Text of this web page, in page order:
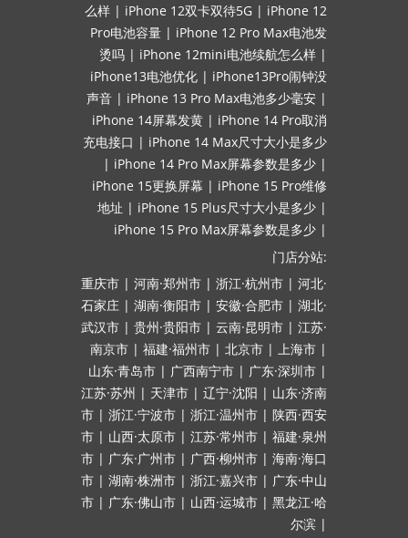
么样 | iPhone 12双卡双待5G | iPhone 12
Pro电池容量 | iPhone 12 Pro Max电池发
烫吗 | iPhone 12mini电池续航怎么样 |
iPhone13电池优化 | iPhone13Pro闹钟没
声音 | iPhone 13 Pro Max电池多少毫安 |
iPhone 14屏幕发黄 | iPhone 14 Pro取消
充电接口 | iPhone 14 Max尺寸大小是多少
| iPhone 14 Pro Max屏幕参数是多少 |
iPhone 15更换屏幕 | iPhone 15 Pro维修
地址 | iPhone 15 Plus尺寸大小是多少 |
iPhone 15 Pro Max屏幕参数是多少 |
门店分站:
重庆市 | 河南·郑州市 | 浙江·杭州市 | 河北·
石家庄 | 湖南·衡阳市 | 安徽·合肥市 | 湖北·
武汉市 | 贵州·贵阳市 | 云南·昆明市 | 江苏·
南京市 | 福建·福州市 | 北京市 | 上海市 |
山东·青岛市 | 广西南宁市 | 广东·深圳市 |
江苏·苏州 | 天津市 | 辽宁·沈阳 | 山东·济南
市 | 浙江·宁波市 | 浙江·温州市 | 陕西·西安
市 | 山西·太原市 | 江苏·常州市 | 福建·泉州
市 | 广东·广州市 | 广西·柳州市 | 海南·海口
市 | 湖南·株洲市 | 浙江·嘉兴市 | 广东·中山
市 | 广东·佛山市 | 山西·运城市 | 黑龙江·哈
尔滨 |